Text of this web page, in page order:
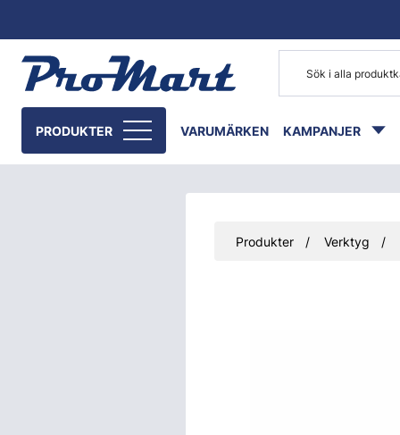
PRODUKTER VARUMÄRKEN KAMPANJER
Produkter Verktyg